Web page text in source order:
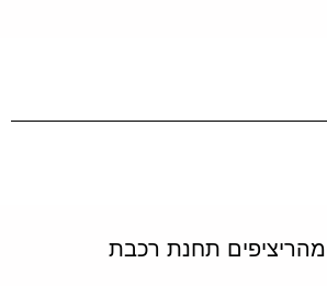
מהריציפים תחנת רכבת